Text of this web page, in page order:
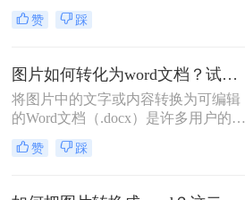
Word文档，以便于编辑和分享。那么
jpg怎么转换成word呢？本文将介绍四
赞 踩
图片如何转化为word文档？试试这种4种实用方法！
将图片中的文字或内容转换为可编辑
的Word文档（.docx）是许多用户的需
求，例如处理扫描文件、提取照片中
的笔记或转换PDF截图中的文字。那
将介绍4种实用方法，助您高效完成
赞 踩